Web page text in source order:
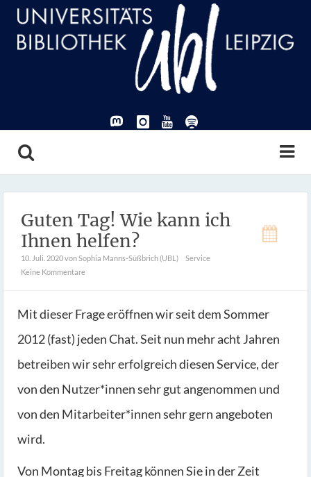
Guten Tag! Wie kann ich
Ihnen helfen?
10. Juli. 2020von Sophia Manns-Süßbrich (UBL)
Service
Keine Kommentare
Mit dieser Frage eröffnen wir seit dem Sommer
2012 (fast) jeden Chat. Seit nun mehr acht Jahren
betreiben wir sehr erfolgreich diesen Service, der
von den Nutzer*innen sehr gut angenommen und
von den Mitarbeiter*innen sehr gern angeboten
wird.
Von Montag bis Freitag können Sie in der Zeit